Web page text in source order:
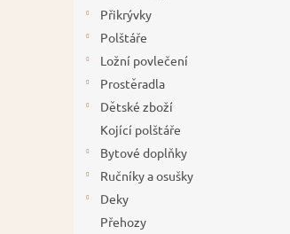
Přikrývky
Polštáře
Ložní povlečení
Prostěradla
Dětské zboží
Kojící polštáře
Bytové doplňky
Ručníky a osušky
Deky
Přehozy